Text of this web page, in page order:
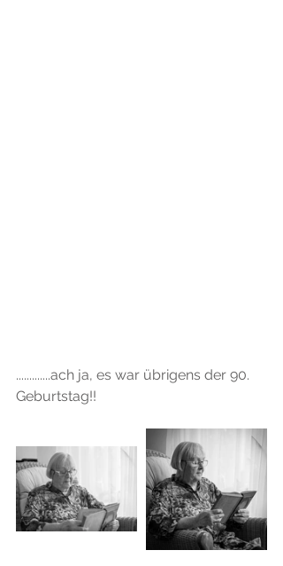
.............ach ja, es war übrigens der 90.
Geburtstag!!